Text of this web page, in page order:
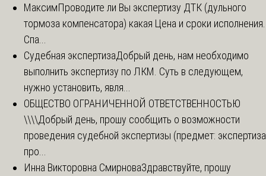
МаксимПроводите ли Вы экспертизу ДТК (дульного
тормоза компенсатора) какая Цена и сроки исполнения.
Спа...
Судебная экспертизаДобрый день, нам необходимо
выполнить экспертизу по ЛКМ. Суть в следующем,
нужно установить, явля...
ОБЩЕСТВО ОГРАНИЧЕННОЙ ОТВЕТСТВЕННОСТЬЮ
\\\\Добрый день, прошу сообщить о возможности
проведения судебной экспертизы (предмет: экспертиза
про...
Инна Викторовна СмирноваЗдравствуйте, прошу